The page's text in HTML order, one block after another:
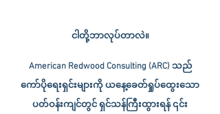
ငါတို့ဘာလုပ်တာလဲ။
American Redwood Consulting (ARC) သည်
ကော်ပိုရေးရှင်းများကို ယနေ့ခေတ်ရှုပ်ထွေးသော
ပတ်ဝန်းကျင်တွင် ရှင်သန်ကြီးထွားရန် ၎င်း